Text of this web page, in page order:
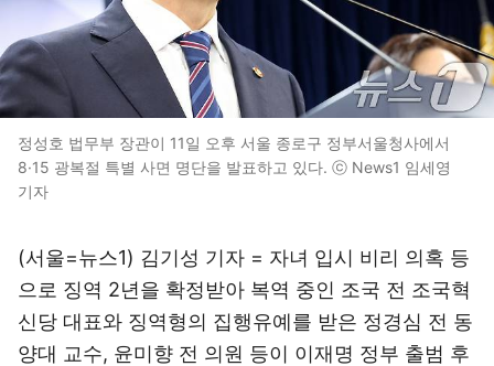
정성호 법무부 장관이 11일 오후 서울 종로구 정부서울청사에서
8·15 광복절 특별 사면 명단을 발표하고 있다. ⓒ News1 임세영
기자
(서울=뉴스1) 김기성 기자 = 자녀 입시 비리 의혹 등
으로 징역 2년을 확정받아 복역 중인 조국 전 조국혁
신당 대표와 징역형의 집행유예를 받은 정경심 전 동
양대 교수, 윤미향 전 의원 등이 이재명 정부 출범 후